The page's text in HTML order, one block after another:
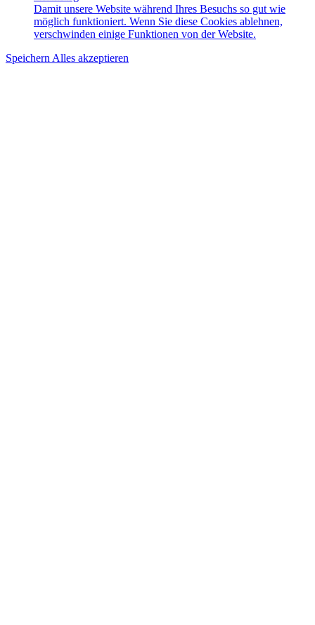
Damit unsere Website während Ihres Besuchs so gut wie
möglich funktioniert. Wenn Sie diese Cookies ablehnen,
verschwinden einige Funktionen von der Website.
Speichern Alles akzeptieren